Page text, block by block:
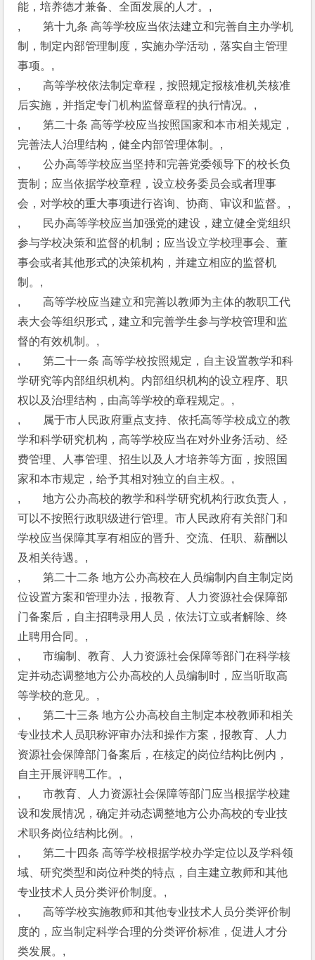
能，培养德才兼备、全面发展的人才。,
,　　第十九条 高等学校应当依法建立和完善自主办学机
制，制定内部管理制度，实施办学活动，落实自主管理
事项。,
,　　高等学校依法制定章程，按照规定报核准机关核准
后实施，并指定专门机构监督章程的执行情况。,
,　　第二十条 高等学校应当按照国家和本市相关规定，
完善法人治理结构，健全内部管理体制。,
,　　公办高等学校应当坚持和完善党委领导下的校长负
责制；应当依据学校章程，设立校务委员会或者理事
会，对学校的重大事项进行咨询、协商、审议和监督。,
,　　民办高等学校应当加强党的建设，建立健全党组织
参与学校决策和监督的机制；应当设立学校理事会、董
事会或者其他形式的决策机构，并建立相应的监督机
制。,
,　　高等学校应当建立和完善以教师为主体的教职工代
表大会等组织形式，建立和完善学生参与学校管理和监
督的有效机制。,
,　　第二十一条 高等学校按照规定，自主设置教学和科
学研究等内部组织机构。内部组织机构的设立程序、职
权以及治理结构，由高等学校的章程规定。,
,　　属于市人民政府重点支持、依托高等学校成立的教
学和科学研究机构，高等学校应当在对外业务活动、经
费管理、人事管理、招生以及人才培养等方面，按照国
家和本市规定，给予其相对独立的自主权。,
,　　地方公办高校的教学和科学研究机构行政负责人，
可以不按照行政职级进行管理。市人民政府有关部门和
学校应当保障其享有相应的晋升、交流、任职、薪酬以
及相关待遇。,
,　　第二十二条 地方公办高校在人员编制内自主制定岗
位设置方案和管理办法，报教育、人力资源社会保障部
门备案后，自主招聘录用人员，依法订立或者解除、终
止聘用合同。,
,　　市编制、教育、人力资源社会保障等部门在科学核
定并动态调整地方公办高校的人员编制时，应当听取高
等学校的意见。,
,　　第二十三条 地方公办高校自主制定本校教师和相关
专业技术人员职称评审办法和操作方案，报教育、人力
资源社会保障部门备案后，在核定的岗位结构比例内，
自主开展评聘工作。,
,　　市教育、人力资源社会保障等部门应当根据学校建
设和发展情况，确定并动态调整地方公办高校的专业技
术职务岗位结构比例。,
,　　第二十四条 高等学校根据学校办学定位以及学科领
域、研究类型和岗位种类的特点，自主建立教师和其他
专业技术人员分类评价制度。,
,　　高等学校实施教师和其他专业技术人员分类评价制
度的，应当制定科学合理的分类评价标准，促进人才分
类发展。,